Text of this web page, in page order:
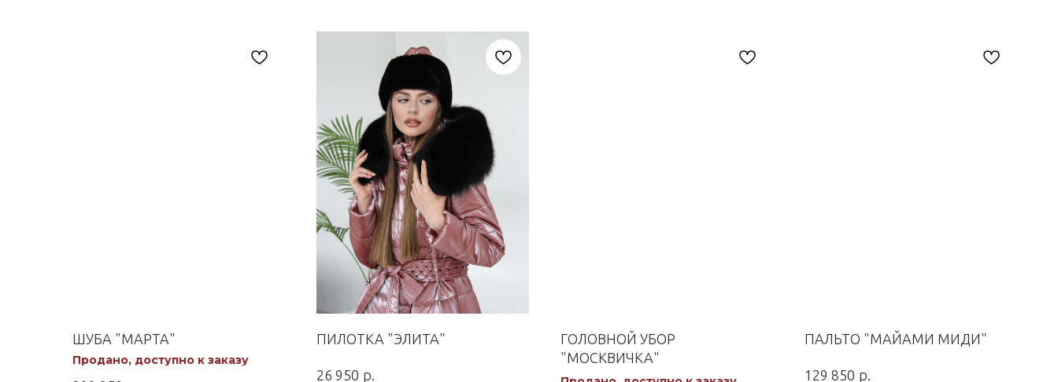
ШУБА "МАРТА"
Продано, доступно к заказу
ПИЛОТКА "ЭЛИТА"
26 950 р.
ГОЛОВНОЙ УБОР
"МОСКВИЧКА"
ПАЛЬТО "МАЙАМИ МИДИ"
129 850 р.